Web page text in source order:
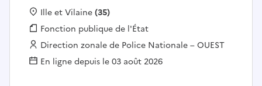
Localisation :
Ille et Vilaine(35)
Fonction publique :
Fonction publique de l'État
Employeur :
Direction zonale de Police Nationale – OUEST
En ligne depuis le 03 août 2026